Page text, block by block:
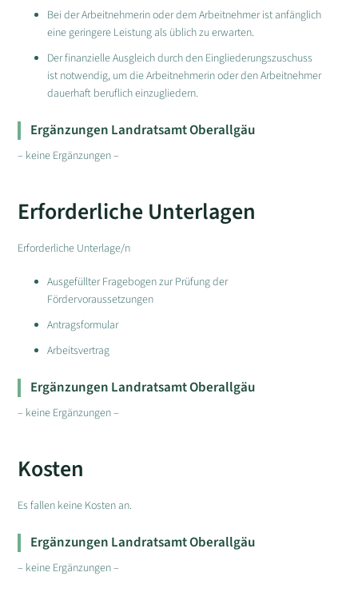
Bei der Arbeitnehmerin oder dem Arbeitnehmer ist anfänglich
eine geringere Leistung als üblich zu erwarten.
Der finanzielle Ausgleich durch den Eingliederungszuschuss
ist notwendig, um die Arbeitnehmerin oder den Arbeitnehmer
dauerhaft beruflich einzugliedern.
Ergänzungen Landratsamt Oberallgäu
– keine Ergänzungen –
Erforderliche Unterlagen
Erforderliche Unterlage/n
Ausgefüllter Fragebogen zur Prüfung der
Fördervoraussetzungen
Antragsformular
Arbeitsvertrag
Ergänzungen Landratsamt Oberallgäu
– keine Ergänzungen –
Kosten
Es fallen keine Kosten an.
Ergänzungen Landratsamt Oberallgäu
– keine Ergänzungen –